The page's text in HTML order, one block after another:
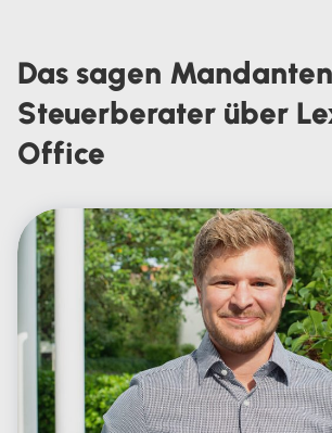
Das sagen
Steuerberater über
Office